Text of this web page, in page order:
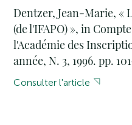
Dentzer, Jean-Marie, «
(de l'IFAPO) », in
l'Académie des
année, N. 3, 1996. pp.
Consulter l'article